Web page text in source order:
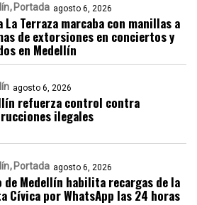
Portada agosto 6, 2026
La Terraza marcaba con manillas a
de extorsiones en conciertos y
en Medellín
agosto 6, 2026
refuerza control contra
ilegales
Portada agosto 6, 2026
de Medellín habilita recargas de la
Cívica por WhatsApp las 24 horas